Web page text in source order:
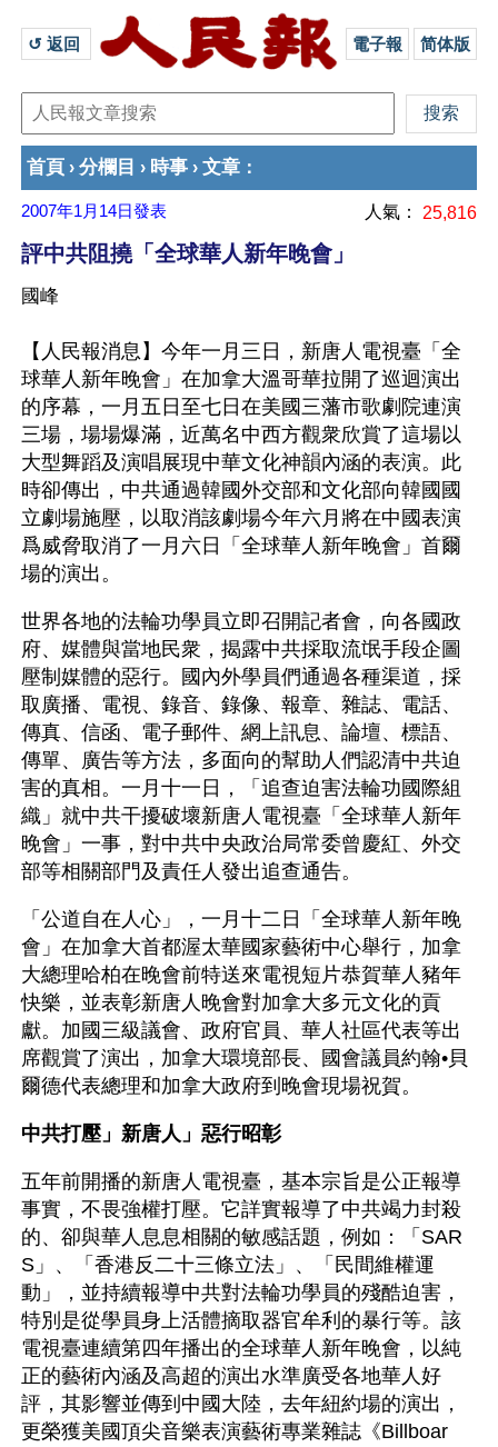
↺ 返回 電子報 简体版
首頁 › 分欄目 › 時事 › 文章 ：
2007年1月14日發表 人氣： 25,816
評中共阻撓「全球華人新年晚會」
國峰
【人民報消息】今年一月三日，新唐人電視臺「全
球華人新年晚會」在加拿大溫哥華拉開了巡迴演出
的序幕，一月五日至七日在美國三藩市歌劇院連演
三場，場場爆滿，近萬名中西方觀衆欣賞了這場以
大型舞蹈及演唱展現中華文化神韻內涵的表演。此
時卻傳出，中共通過韓國外交部和文化部向韓國國
立劇場施壓，以取消該劇場今年六月將在中國表演
爲威脅取消了一月六日「全球華人新年晚會」首爾
場的演出。
世界各地的法輪功學員立即召開記者會，向各國政
府、媒體與當地民衆，揭露中共採取流氓手段企圖
壓制媒體的惡行。國內外學員們通過各種渠道，採
取廣播、電視、錄音、錄像、報章、雜誌、電話、
傳真、信函、電子郵件、網上訊息、論壇、標語、
傳單、廣告等方法，多面向的幫助人們認清中共迫
害的真相。一月十一日，「追查迫害法輪功國際組
織」就中共干擾破壞新唐人電視臺「全球華人新年
晚會」一事，對中共中央政治局常委曾慶紅、外交
部等相關部門及責任人發出追查通告。
「公道自在人心」，一月十二日「全球華人新年晚
會」在加拿大首都渥太華國家藝術中心舉行，加拿
大總理哈柏在晚會前特送來電視短片恭賀華人豬年
快樂，並表彰新唐人晚會對加拿大多元文化的貢
獻。加國三級議會、政府官員、華人社區代表等出
席觀賞了演出，加拿大環境部長、國會議員約翰•貝
爾德代表總理和加拿大政府到晚會現場祝賀。
中共打壓」新唐人」惡行昭彰
五年前開播的新唐人電視臺，基本宗旨是公正報導
事實，不畏強權打壓。它詳實報導了中共竭力封殺
的、卻與華人息息相關的敏感話題，例如：「SAR
S」、「香港反二十三條立法」、「民間維權運
動」，並持續報導中共對法輪功學員的殘酷迫害，
特別是從學員身上活體摘取器官牟利的暴行等。該
電視臺連續第四年播出的全球華人新年晚會，以純
正的藝術內涵及高超的演出水準廣受各地華人好
評，其影響並傳到中國大陸，去年紐約場的演出，
更榮獲美國頂尖音樂表演藝術專業雜誌《Billboar